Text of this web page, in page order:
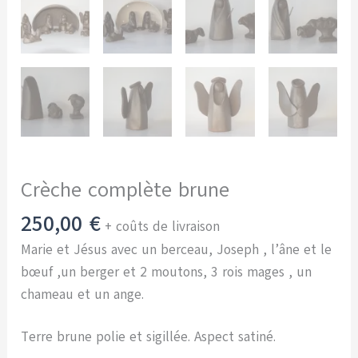
Crèche complète brune
250,00€ + coûts de livraison
Marie et Jésus avec un berceau, Joseph , l’âne et le
bœuf ,un berger et 2 moutons, 3 rois mages , un
chameau et un ange.
Terre brune polie et sigillée. Aspect satiné.